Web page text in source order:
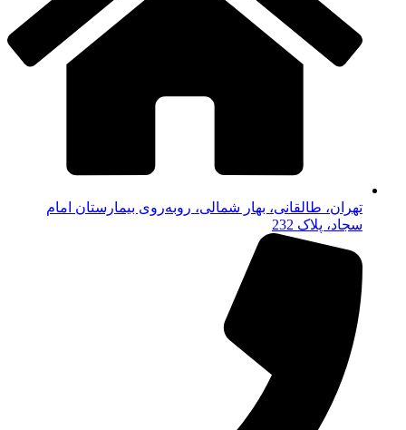
تهران، طالقانی، بهار شمالی، روبه‌روی بیمارستان امام
سجاد، پلاک 232